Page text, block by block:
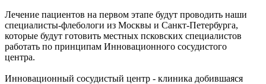
Лечение пациентов на первом этапе будут проводить наши
специалисты-флебологи из Москвы и Санкт-Петербурга,
которые будут готовить местных псковских специалистов
работать по принципам Инновационного сосудистого
центра.
Инновационный сосудистый центр - клиника добившаяся